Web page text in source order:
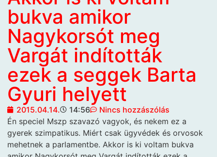
bukva amikor
Nagykorsót meg
Vargát indították
ezek a seggek Barta
Gyuri helyett
2015.04.14. 14:56
Nincs hozzászólás
Én speciel Mszp szavazó vagyok, és nekem ez a
gyerek szimpatikus. Miért csak ügyvédek és orvosok
mehetnek a parlamentbe. Akkor is ki voltam bukva